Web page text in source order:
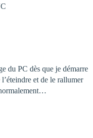
du PC dès que je démarre
et de le rallumer